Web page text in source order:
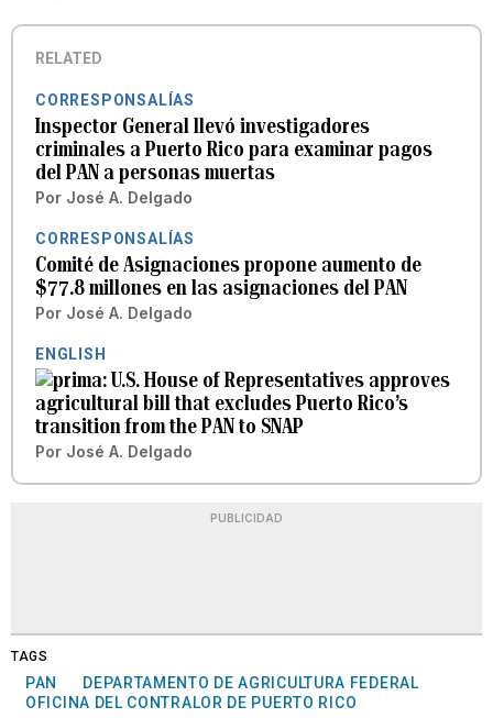
RELATED
CORRESPONSALÍAS
Inspector General llevó investigadores
criminales a Puerto Rico para examinar pagos
del PAN a personas muertas
Por José A. Delgado
CORRESPONSALÍAS
Comité de Asignaciones propone aumento de
$77.8 millones en las asignaciones del PAN
Por José A. Delgado
ENGLISH
U.S. House of Representatives approves
agricultural bill that excludes Puerto Rico’s
transition from the PAN to SNAP
Por José A. Delgado
PUBLICIDAD
TAGS
PAN
DEPARTAMENTO DE AGRICULTURA FEDERAL
OFICINA DEL CONTRALOR DE PUERTO RICO